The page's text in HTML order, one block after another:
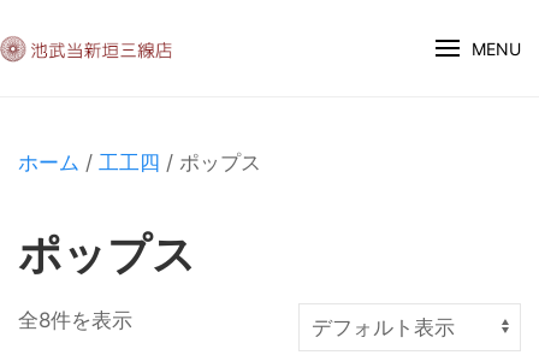
MENU
ホーム / 工工四 / ポップス
ポップス
全8件を表示